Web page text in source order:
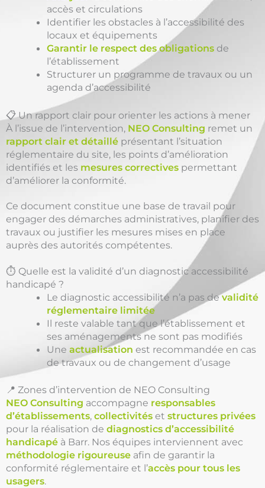
accès et circulations
Identifier les obstacles à l’accessibilité des
locaux et équipements
Garantir le respect des obligations de
l’établissement
Structurer un programme de travaux ou un
agenda d’accessibilité
📋 Un rapport clair pour orienter les actions à mener
À l’issue de l’intervention, NEO Consulting remet un
rapport clair et détaillé présentant l’situation
réglementaire du site, les points d’amélioration
identifiés et les mesures correctives permettant
d’améliorer la conformité.
Ce document constitue une base de travail pour
engager des démarches administratives, planifier des
travaux ou justifier les mesures mises en place
auprès des autorités compétentes.
⏱️ Quelle est la validité d’un diagnostic accessibilité
handicapé ?
Le diagnostic accessibilité n’a pas devalidité
réglementaire limitée
Il reste valable tant que l’établissement et
ses aménagements ne sont pas modifiés
Uneactualisation est recommandée en cas
de travaux ou de changement d’usage
📍 Zones d’intervention de NEO Consulting
NEO Consulting accompagne responsables
d’établissements, collectivités et structures privées
pour la réalisation de diagnostics d’accessibilité
handicapé à Barr. Nos équipes interviennent avec
méthodologie rigoureuse afin de garantir la
conformité réglementaire et l’accès pour tous les
usagers.